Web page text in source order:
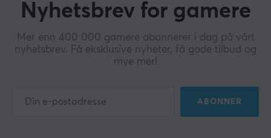
Nyhetsbrev for gamere
Mer enn 400 000 gamere abonnerer i dag på vårt
nyhetsbrev. Få eksklusive nyheter, få gode tilbud og
mye mer!
ABONNER